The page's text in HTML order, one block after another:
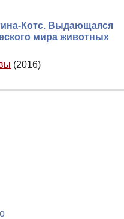
Котс. Выдающаяся
мира животных
(2016)